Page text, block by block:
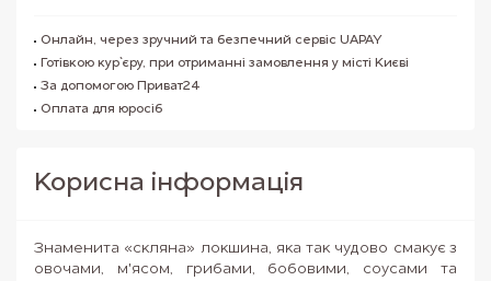
Онлайн, через зручний та безпечний сервіс UAPAY
Готівкою кур`єру, при отриманні замовлення у місті Києві
За допомогою Приват24
Оплата для юросіб
Корисна iнформацiя
Знаменита «скляна» локшина, яка так чудово смакує з
овочами, м'ясом, грибами, бобовими, соусами та